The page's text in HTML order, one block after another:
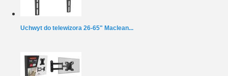
Uchwyt do telewizora 26-65" Maclean...